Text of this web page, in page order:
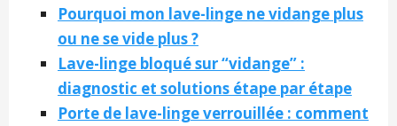
Pourquoi mon lave-linge ne vidange plus
ou ne se vide plus ?
Lave-linge bloqué sur “vidange” :
diagnostic et solutions étape par étape
Porte de lave-linge verrouillée : comment